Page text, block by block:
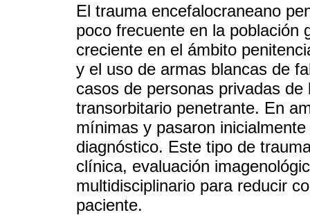
El trauma encefalocraneano
poco frecuente en la población
creciente en el ámbito
y el uso de armas blancas de
casos de personas privadas
transorbitario penetrante. En
mínimas y pasaron
diagnóstico. Este tipo de
clínica, evaluación
multidisciplinario para reducir
paciente.